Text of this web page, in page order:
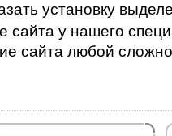
установку
сайта у нашего
сайта любой